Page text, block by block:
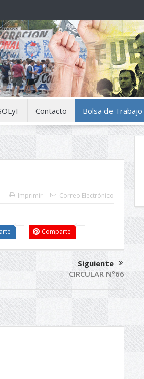
Contacto Bolsa de Trabajo
Imprimir Correo Electrónico
Comparte
Siguiente
CIRCULAR Nº66